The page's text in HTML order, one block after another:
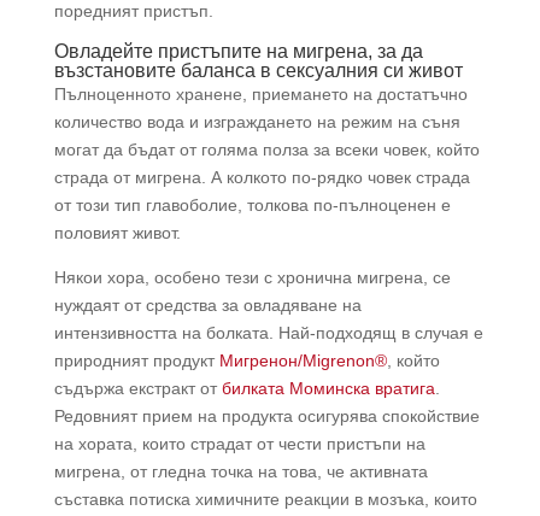
поредният пристъп.
Овладейте пристъпите на мигрена, за да
възстановите баланса в сексуалния си живот
Пълноценното хранене, приемането на достатъчно
количество вода и изграждането на режим на съня
могат да бъдат от голяма полза за всеки човек, който
страда от мигрена. А колкото по-рядко човек страда
от този тип главоболие, толкова по-пълноценен е
половият живот.
Някои хора, особено тези с хронична мигрена, се
нуждаят от средства за овладяване на
интензивността на болката. Най-подходящ в случая е
природният продукт Мигренон/Migrenon®, който
съдържа екстракт отбилката Моминска вратига.
Редовният прием на продукта осигурява спокойствие
на хората, които страдат от чести пристъпи на
мигрена, от гледна точка на това, че активната
съставка потиска химичните реакции в мозъка, които